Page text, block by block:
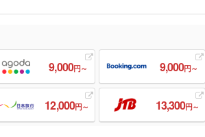
9,000円～ 9,000円～
12,000円～ 13,300円～